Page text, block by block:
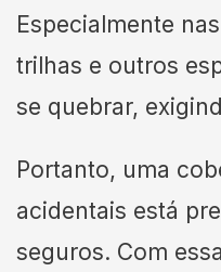
Especialmente
trilhas e outros
se quebrar,
Portanto, uma
acidentais está
seguros. Com